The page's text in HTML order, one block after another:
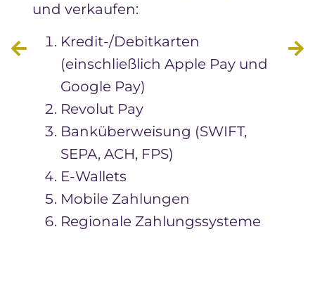
und verkaufen:
Kredit-/Debitkarten
(einschließlich Apple Pay und
Google Pay)
Revolut Pay
Banküberweisung (SWIFT,
SEPA, ACH, FPS)
E-Wallets
Mobile Zahlungen
Regionale Zahlungssysteme